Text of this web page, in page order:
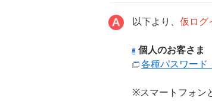
以下より、 仮ログ
個人のお客さま
各種パスワード
※スマートフォン